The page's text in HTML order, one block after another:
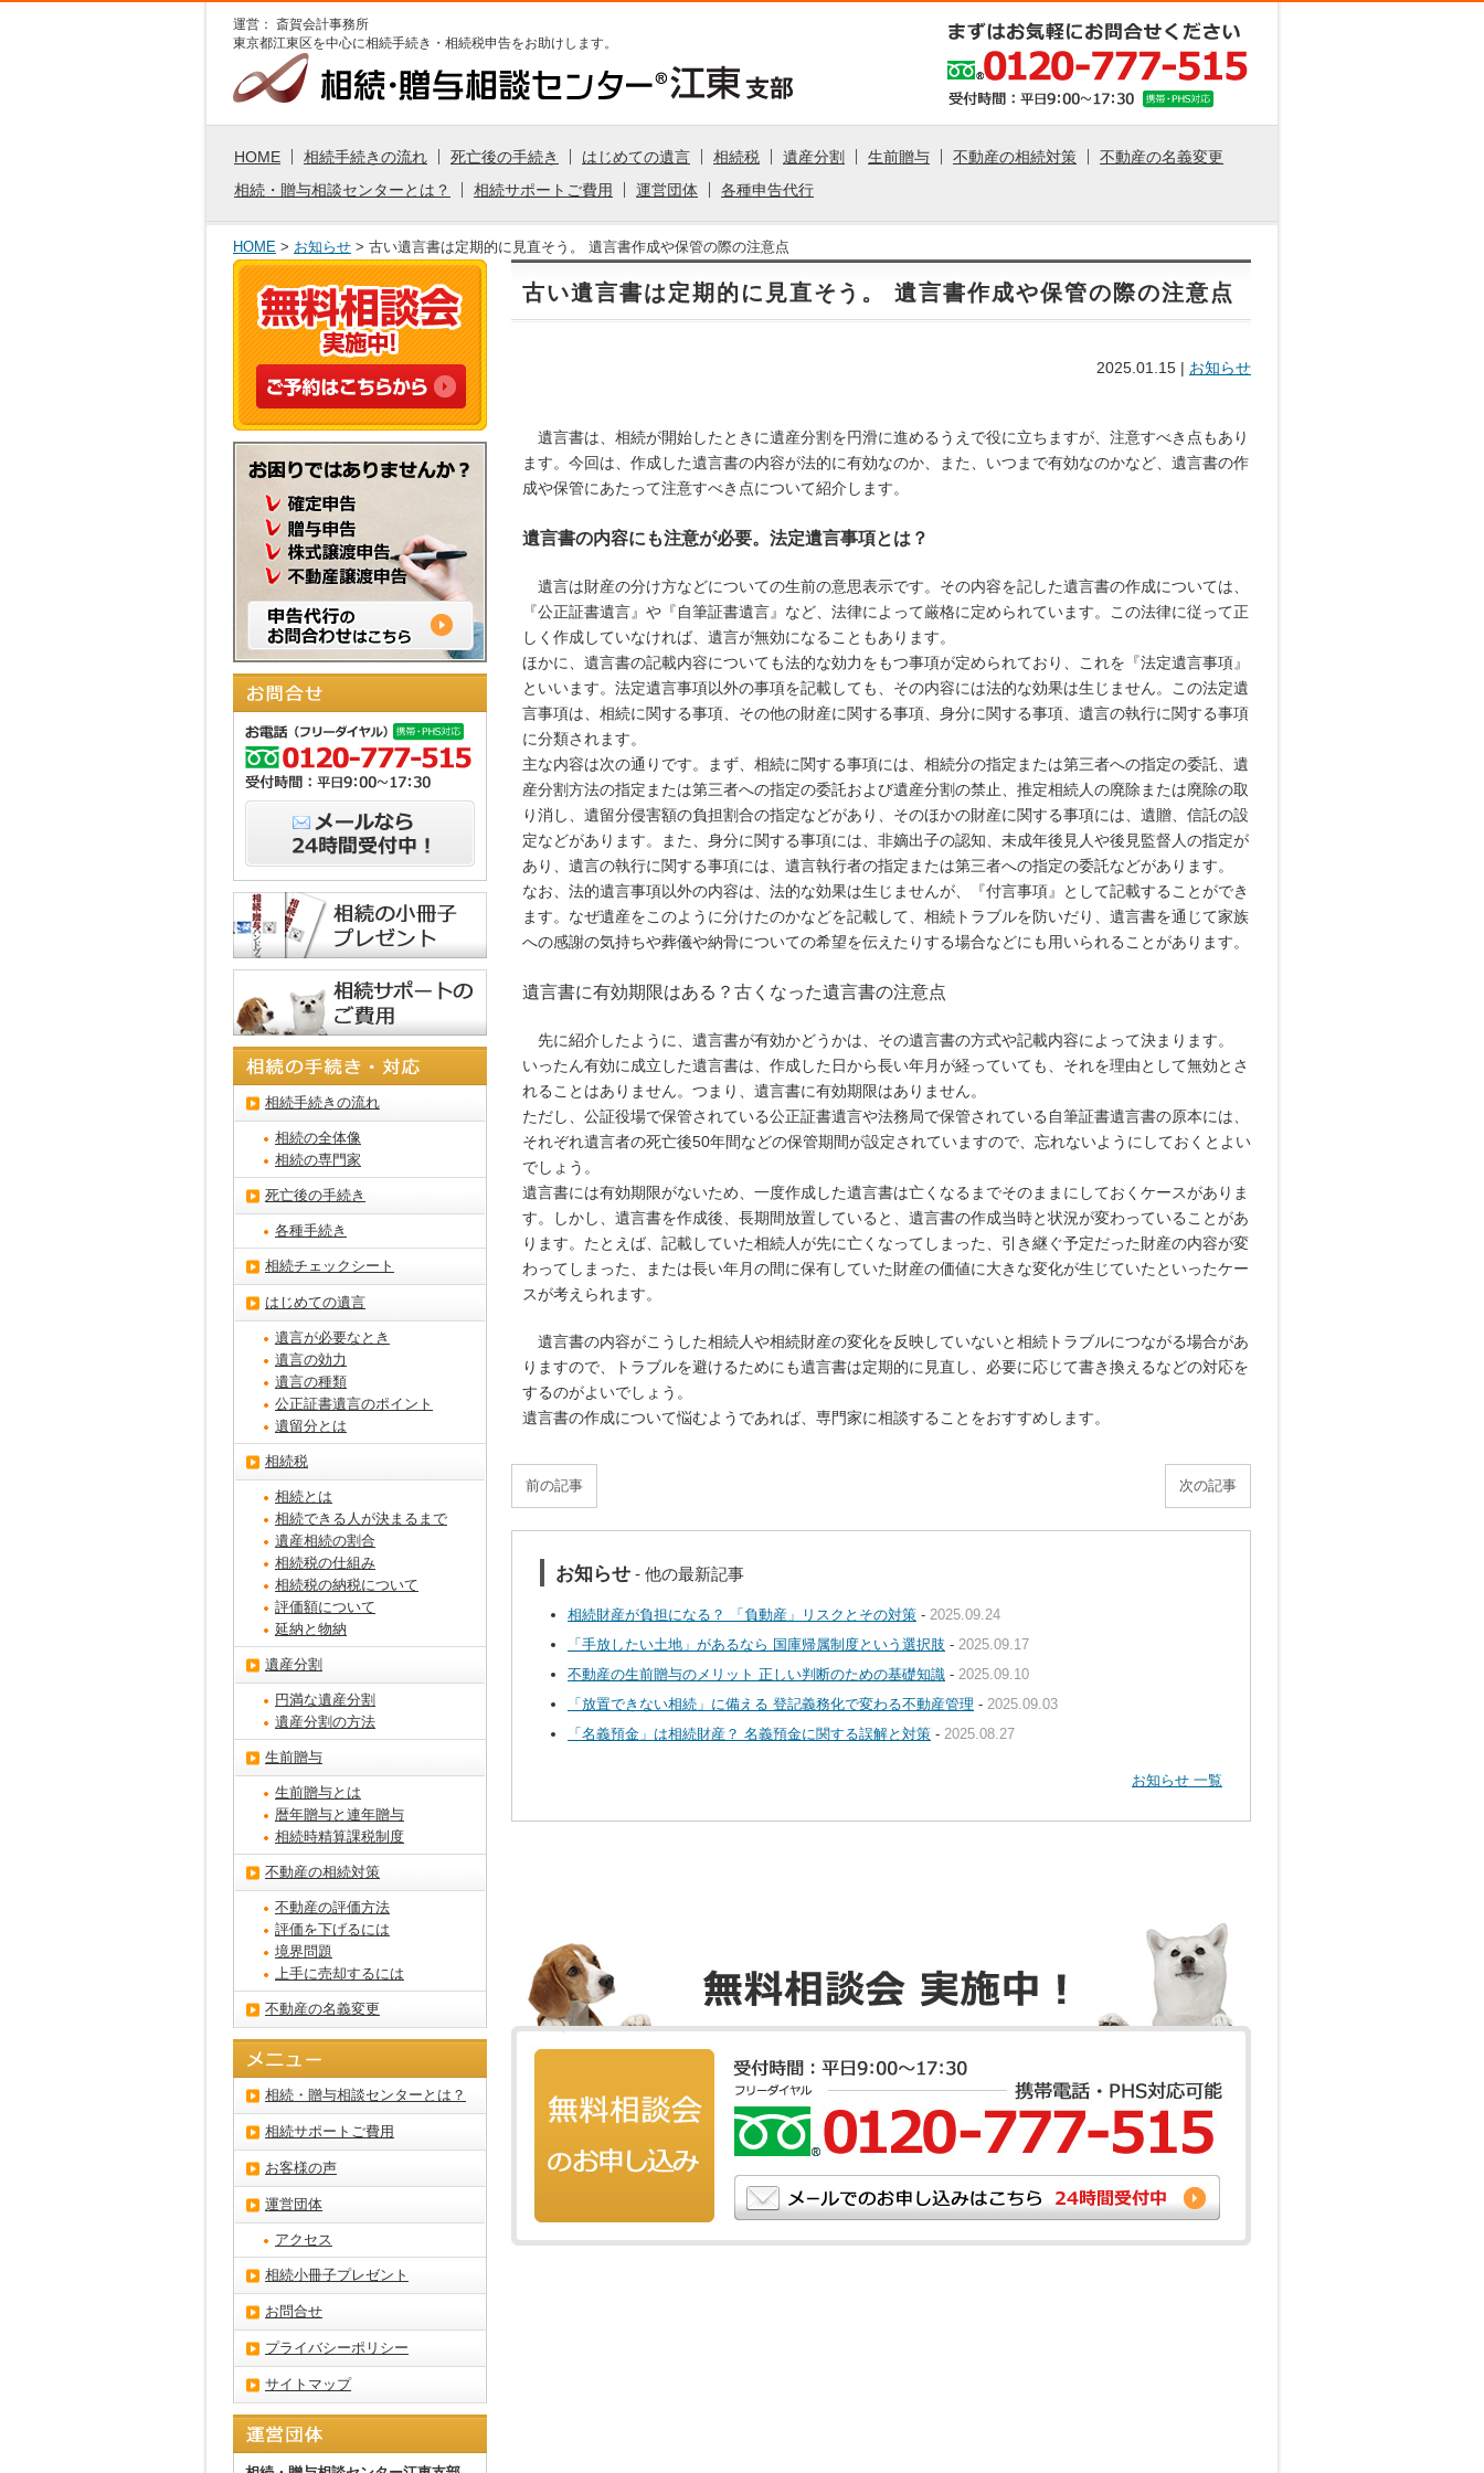
運営： 斎賀会計事務所
東京都江東区を中心に相続手続き・相続税申告をお助けします。
HOME 相続手続きの流れ 死亡後の手続き はじめての遺言 相続税 遺産分割 生前贈与 不動産の相続対策
不動産の名義変更
相続・贈与相談センターとは？
相続サポートご費用 運営団体 各種申告代行
HOME > お知らせ > 古い遺言書は定期的に見直そう。 遺言書作成や保管の際の注意点
古い遺言書は定期的に見直そう。 遺言書作成や保管の際の注意点
2025.01.15 | お知らせ
遺言書は、相続が開始したときに遺産分割を円滑に進めるうえで役に立ちますが、注意すべき点もあり
ます。今回は、作成した遺言書の内容が法的に有効なのか、また、いつまで有効なのかなど、遺言書の作
成や保管にあたって注意すべき点について紹介します。
遺言書の内容にも注意が必要。法定遺言事項とは？
遺言は財産の分け方などについての生前の意思表示です。その内容を記した遺言書の作成については、
『公正証書遺言』や『自筆証書遺言』など、法律によって厳格に定められています。この法律に従って正
しく作成していなければ、遺言が無効になることもあります。
ほかに、遺言書の記載内容についても法的な効力をもつ事項が定められており、これを『法定遺言事項』
といいます。法定遺言事項以外の事項を記載しても、その内容には法的な効果は生じません。この法定遺
言事項は、相続に関する事項、その他の財産に関する事項、身分に関する事項、遺言の執行に関する事項
に分類されます。
主な内容は次の通りです。まず、相続に関する事項には、相続分の指定または第三者への指定の委託、遺
産分割方法の指定または第三者への指定の委託および遺産分割の禁止、推定相続人の廃除または廃除の取
り消し、遺留分侵害額の負担割合の指定などがあり、そのほかの財産に関する事項には、遺贈、信託の設
定などがあります。また、身分に関する事項には、非嫡出子の認知、未成年後見人や後見監督人の指定が
あり、遺言の執行に関する事項には、遺言執行者の指定または第三者への指定の委託などがあります。
なお、法的遺言事項以外の内容は、法的な効果は生じませんが、『付言事項』として記載することができ
ます。なぜ遺産をこのように分けたのかなどを記載して、相続トラブルを防いだり、遺言書を通じて家族
への感謝の気持ちや葬儀や納骨についての希望を伝えたりする場合などにも用いられることがあります。
遺言書に有効期限はある？古くなった遺言書の注意点
先に紹介したように、遺言書が有効かどうかは、その遺言書の方式や記載内容によって決まります。
いったん有効に成立した遺言書は、作成した日から長い年月が経っていても、それを理由として無効とさ
れることはありません。つまり、遺言書に有効期限はありません。
ただし、公証役場で保管されている公正証書遺言や法務局で保管されている自筆証書遺言書の原本には、
それぞれ遺言者の死亡後50年間などの保管期間が設定されていますので、忘れないようにしておくとよい
でしょう。
遺言書には有効期限がないため、一度作成した遺言書は亡くなるまでそのままにしておくケースがありま
す。しかし、遺言書を作成後、長期間放置していると、遺言書の作成当時と状況が変わっていることがあ
ります。たとえば、記載していた相続人が先に亡くなってしまった、引き継ぐ予定だった財産の内容が変
わってしまった、または長い年月の間に保有していた財産の価値に大きな変化が生じていたといったケー
スが考えられます。
遺言書の内容がこうした相続人や相続財産の変化を反映していないと相続トラブルにつながる場合があ
りますので、トラブルを避けるためにも遺言書は定期的に見直し、必要に応じて書き換えるなどの対応を
するのがよいでしょう。
遺言書の作成について悩むようであれば、専門家に相談することをおすすめします。
前の記事 次の記事
お知らせ - 他の最新記事
相続財産が負担になる？ 「負動産」リスクとその対策 - 2025.09.24
「手放したい土地」があるなら 国庫帰属制度という選択肢 - 2025.09.17
不動産の生前贈与のメリット 正しい判断のための基礎知識 - 2025.09.10
「放置できない相続」に備える 登記義務化で変わる不動産管理 - 2025.09.03
「名義預金」は相続財産？ 名義預金に関する誤解と対策 - 2025.08.27
お知らせ 一覧
相続手続きの流れ
相続の全体像
相続の専門家
死亡後の手続き
各種手続き
相続チェックシート
はじめての遺言
遺言が必要なとき
遺言の効力
遺言の種類
公正証書遺言のポイント
遺留分とは
相続税
相続とは
相続できる人が決まるまで
遺産相続の割合
相続税の仕組み
相続税の納税について
評価額について
延納と物納
遺産分割
円満な遺産分割
遺産分割の方法
生前贈与
生前贈与とは
暦年贈与と連年贈与
相続時精算課税制度
不動産の相続対策
不動産の評価方法
評価を下げるには
境界問題
上手に売却するには
不動産の名義変更
相続・贈与相談センターとは？
相続サポートご費用
お客様の声
運営団体
アクセス
相続小冊子プレゼント
お問合せ
プライバシーポリシー
サイトマップ